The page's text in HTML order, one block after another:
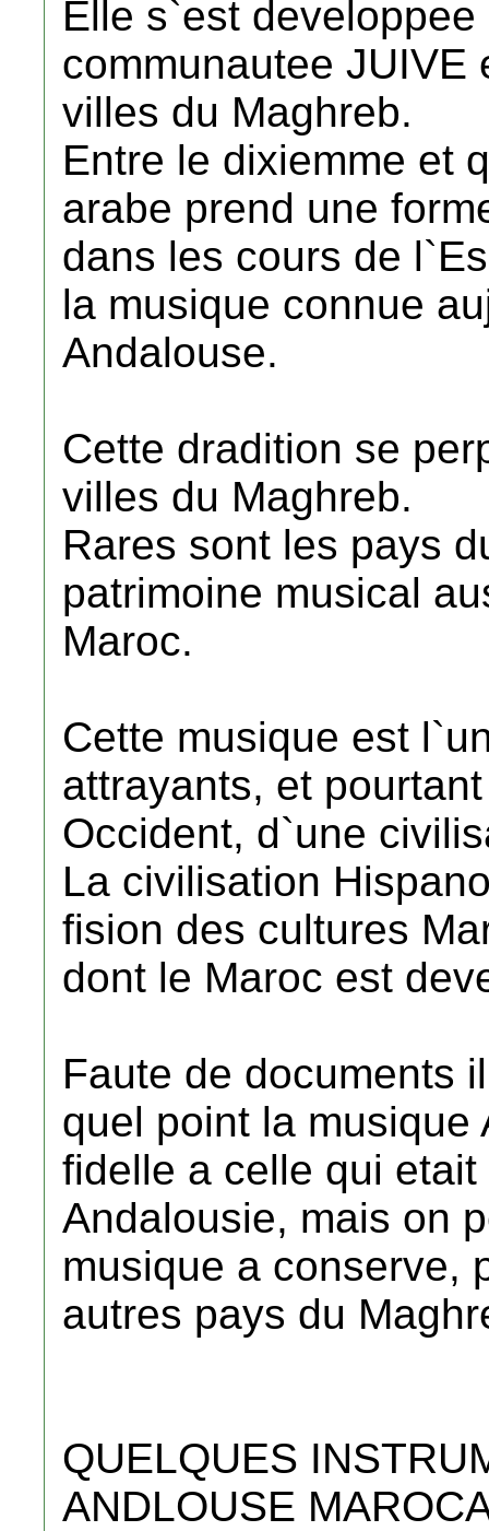
Elle s`est
communautee JUIVE
villes du Maghreb.
Entre le dixiemme et
arabe prend une
dans les cours de
la musique connue
Andalouse.
Cette dradition se
villes du Maghreb.
Rares sont les pays
patrimoine musical
Maroc.
Cette musique est
attrayants, et
Occident, d`une
La civilisation
fision des cultures
dont le Maroc est
Faute de documents
quel point la musique
fidelle a celle qui
Andalousie, mais on
musique a conserve,
autres pays du
QUELQUES
ANDLOUSE